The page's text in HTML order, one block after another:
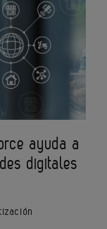
ayuda a
digitales